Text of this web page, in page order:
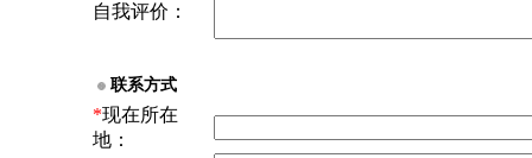
自我评价：
联系方式
*现在所在
地：